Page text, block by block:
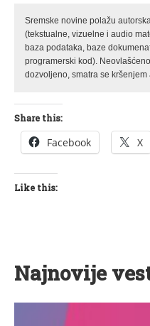
Sremske novine polažu
(tekstualne, vizuelne i audio
baza podataka, baze
programerski kod).
dozvoljeno, smatra se
Share this:
Facebook X
Like this:
Najnovije